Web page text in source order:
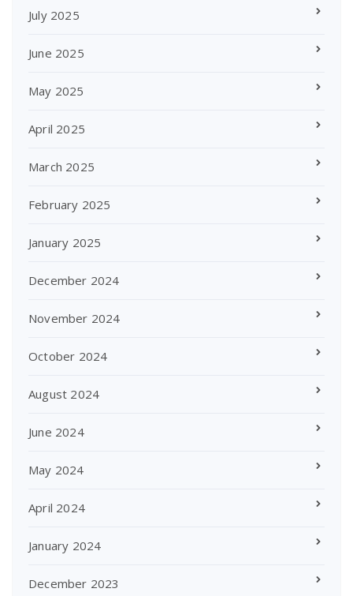
July 2025
June 2025
May 2025
April 2025
March 2025
February 2025
January 2025
December 2024
November 2024
October 2024
August 2024
June 2024
May 2024
April 2024
January 2024
December 2023